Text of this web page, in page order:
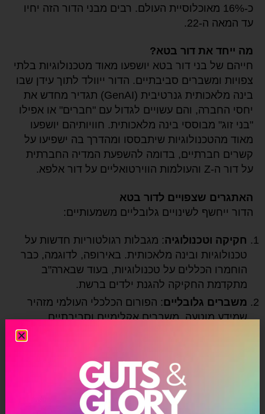
כ-16% מאוכלוסיית העולם. רבים מבני הדור הזה יחיו
עד המאה ה-22.
מה ייחד את דור בטא?
חייהם של בני דור בטא יושפעו מאוד מטכנולוגיות בלתי
צפויות ומשברים סביבתיים. הדור ייוולד לתוך עידן שבו
בינה מלאכותית גנרטיבית (GenAI) תגדיר מחדש את
יחסי החברה, והם עשויים לגדול עם "חברים" או אפילו
"בני זוג" מבוססי בינה מלאכותית. חוויותיהם יושפעו
מאוד מהטכנולוגיות שיתבססו ומהדרך בה ישפיעו על
קשרים חברתיים, בדומה להשפעת המדיה החברתית
על דור ה-Z והעולמות הווירטואליים על דור אלפא.
האתגרים שצפויים לדור בטא
הדור ייחשף לשינויים גלובליים משמעותיים:
חקיקה וטכנולוגיה: מגבלות רגולטוריות חדשות על
טכנולוגיות ובינה מלאכותית. באירופה, לדוגמה, כבר
הוחמרו הכללים על טכנולוגיות, בעוד שבארה"ב
מתקדמת החקיקה להגנת ילדים ברשת.
משברים גלובליים: הפורום הכלכלי העולמי מזהיר
שמידע מוטעה, משברים אקלימיים וסביבתיים,
ואיומים מבינה מלאכותית יהיו בין הסיכונים המרכזיים
דור בטא וההורים שלהם
בני דור Z ומילניאלס צעירים יהיו ההורים של דור בטא.
הורים אלה, שחוו אתגרים כלכליים וחברתיים בעשור